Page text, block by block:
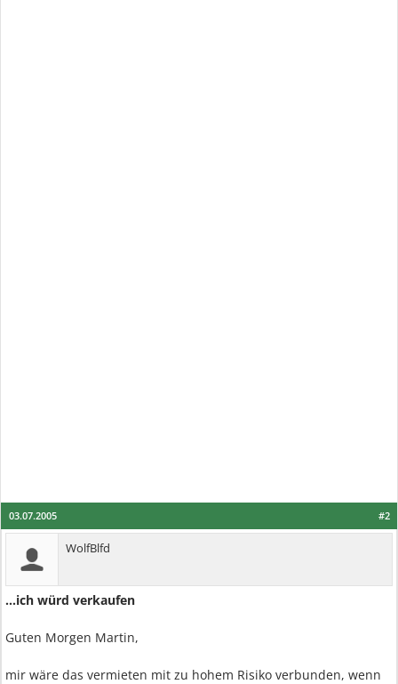
#2
03.07.2005
WolfBlfd
...ich würd verkaufen
Guten Morgen Martin,
mir wäre das vermieten mit zu hohem Risiko verbunden, wenn